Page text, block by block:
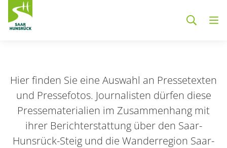
Hier finden Sie eine Auswahl an Pressetexten
und Pressefotos. Journalisten dürfen diese
Pressematerialien im Zusammenhang mit
ihrer Berichterstattung über den Saar-
Hunsrück-Steig und die Wanderregion Saar-